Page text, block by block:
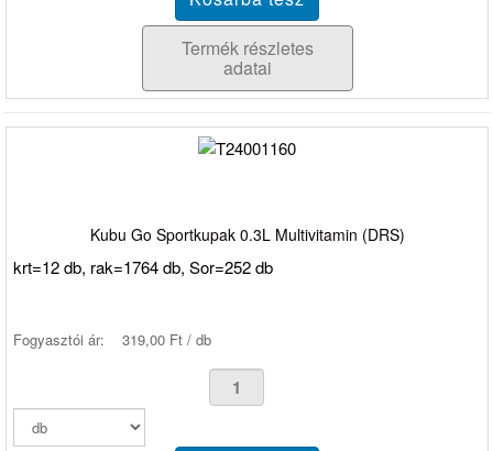
Termék részletes
adatai
Kubu Go Sportkupak 0.3L Multivitamin (DRS)
krt=12 db, rak=1764 db, Sor=252 db
Fogyasztói ár: 319,00 Ft / db